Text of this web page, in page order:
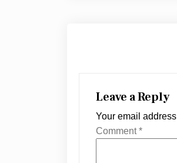
Leave a Reply
Your email
Comment*